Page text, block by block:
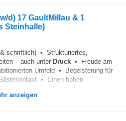
d) 17 GaultMillau & 1
Steinhalle)
schriftlich) • Strukturiertes,
– auch unter Druck • Freude am
Umfeld • Begeisterung für
• Einen hohen
anzeigen